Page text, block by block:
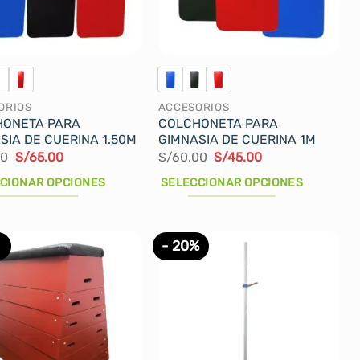
PARA
DE CUERINA 1.50M
El
precio
original
era:
S/65.00El
actual
es:
OPCIONES
ACCESORIOS
COLCHONETA PARA
GIMNASIA DE CUERINA 1M
S/60.00 El
precio
original
era:
S/45.00El
actual
es:
SELECCIONAR OPCIONES
tiene
- 20%